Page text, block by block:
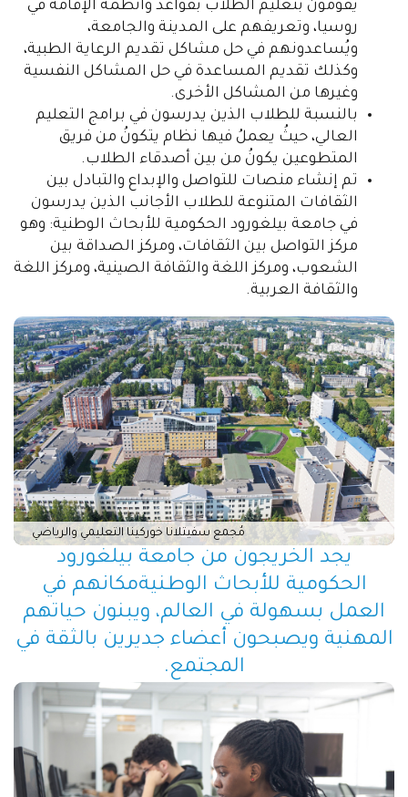
يقومون بتعليم الطلاب بقواعد وأنظمة الإقامة في
روسيا، وتعريفهم على المدينة والجامعة،
ويُساعدونهم في حل مشاكل تقديم الرعاية الطبية،
وكذلك تقديم المساعدة في حل المشاكل النفسية
وغيرها من المشاكل الأخرى.
بالنسبة للطلاب الذين يدرسون في برامج التعليم
العالي، حيثُ يعملُ فيها نظام يتكونُ من فريق
المتطوعين يكونُ من بين أصدقاء الطلاب.
تم إنشاء منصات للتواصل والإبداع والتبادل بين
الثقافات المتنوعة للطلاب الأجانب الذين يدرسون
في جامعة بيلغورود الحكومية للأبحاث الوطنية: وهو
مركز التواصل بين الثقافات، ومركز الصداقة بين
الشعوب، ومركز اللغة والثقافة الصينية، ومركز اللغة
والثقافة العربية.
مُجمع سفيتلانا خوركينا التعليمي والرياضي
يجد الخريجون من جامعة بيلغورود
الحكومية للأبحاث الوطنيةمكانهم في
العمل بسهولة في العالم، ويبنون حياتهم
المهنية ويصبحون أعضاء جديرين بالثقة في
المجتمع.